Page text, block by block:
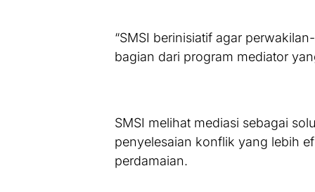
“SMSI berinisiatif agar
bagian dari program mediator
SMSI melihat mediasi sebagai
penyelesaian konflik yang lebih
perdamaian.